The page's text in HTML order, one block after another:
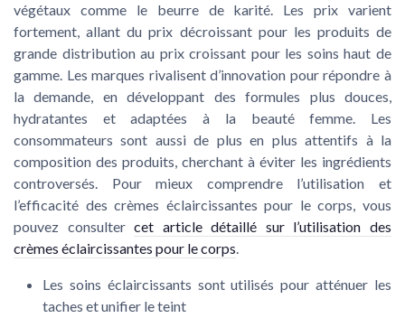
végétaux comme le beurre de karité. Les prix varient
fortement, allant du prix décroissant pour les produits de
grande distribution au prix croissant pour les soins haut de
gamme. Les marques rivalisent d’innovation pour répondre à
la demande, en développant des formules plus douces,
hydratantes et adaptées à la beauté femme. Les
consommateurs sont aussi de plus en plus attentifs à la
composition des produits, cherchant à éviter les ingrédients
controversés. Pour mieux comprendre l’utilisation et
l’efficacité des crèmes éclaircissantes pour le corps, vous
pouvez consultercet article détaillé sur l’utilisation des
crèmes éclaircissantes pour le corps.
Les soins éclaircissants sont utilisés pour atténuer les
taches et unifier le teint